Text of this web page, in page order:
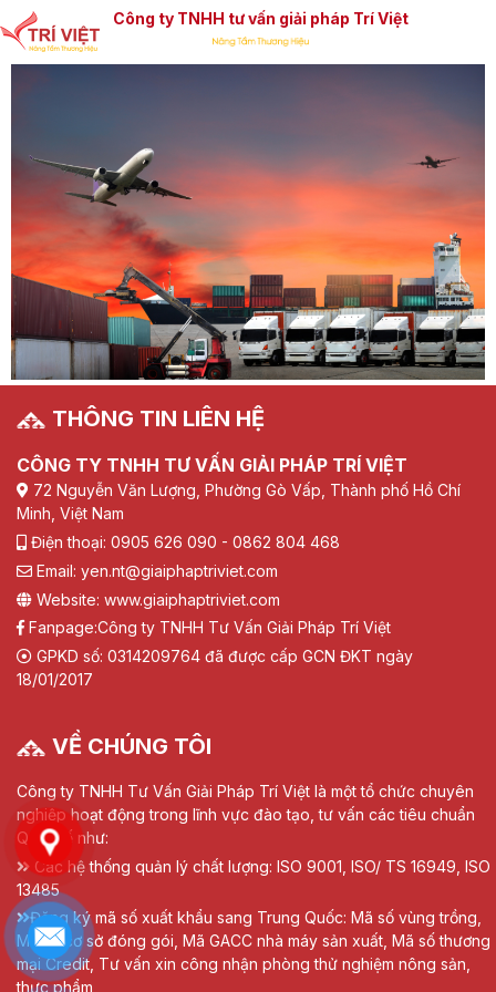
Công ty TNHH tư vấn giải pháp Trí Việt
THÔNG TIN LIÊN HỆ
CÔNG TY TNHH TƯ VẤN GIẢI PHÁP TRÍ VIỆT
72 Nguyễn Văn Lượng, Phường Gò Vấp, Thành phố Hồ Chí
Minh, Việt Nam
Điện thoại: 0905 626 090 - 0862 804 468
Email: yen.nt@giaiphaptriviet.com
Website: www.giaiphaptriviet.com
Fanpage:Công ty TNHH Tư Vấn Giải Pháp Trí Việt
GPKD số: 0314209764 đã được cấp GCN ĐKT ngày
18/01/2017
VỀ CHÚNG TÔI
Công ty TNHH Tư Vấn Giải Pháp Trí Việt là một tổ chức chuyên
nghiệp hoạt động trong lĩnh vực đào tạo, tư vấn các tiêu chuẩn
Quốc tế như:
Các hệ thống quản lý chất lượng: ISO 9001, ISO/ TS 16949, ISO
13485
Đăng ký mã số xuất khẩu sang Trung Quốc: Mã số vùng trồng,
Mã số cơ sở đóng gói, Mã GACC nhà máy sản xuất, Mã số thương
mại Credit, Tư vấn xin công nhận phòng thử nghiệm nông sản,
thực phẩm